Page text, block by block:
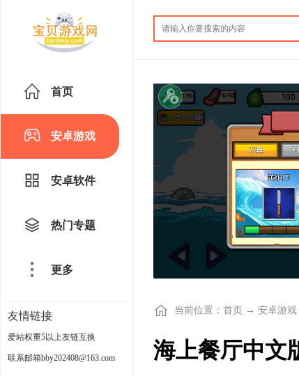
首页
安卓游戏
安卓软件
热门专题
更多
友情链接
爱站权重5以上友链互换
联系邮箱bby202408@163.com
当前位置： 首页 → 安卓游戏
海上餐厅中文